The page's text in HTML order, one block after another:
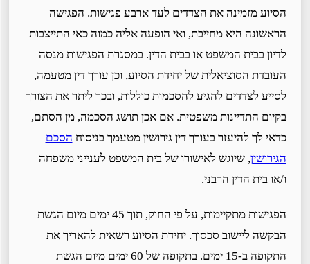
הסיוע מזמינה את הצדדים לעד ארבע פגישות. הפגישה
הראשונה היא מחייבת, ואי הופעה אליה כמוה כאי התייצבות
לדיון בבית המשפט או בבית הדין. במסגרת הפגישות מנסה
העובדת הסוציאלית של יחידת הסיוע, וכן עורך דין מטעמה,
לסייע לצדדים להגיע להסכמות כוללות, ובכך ליתר את הצורך
בקיום התדיינות משפטית. אם אכן תושג הסכמה, מן הסתם,
כדאי לך להיעזר בעורך דין גירושין מטעמך בניסוחהסכם
הגירושין, שיוגש לאישורו של בית המשפט לענייני משפחה
ו/או בית הדין הרבני.
הפגישות מתקיימות, על פי החוק, תוך 45 ימים מיום הגשת
הבקשה ליישוב סכסוך. יחידת הסיוע רשאית להאריך את
התקופה ב-15 ימים. בתקופה של 60 ימים מיום הגשת